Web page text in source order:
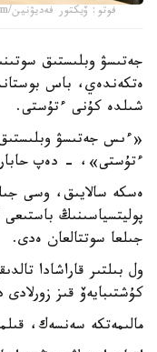
فوتو: ۆيكتور فەديۋنين/kazinform
جەتىسۋ وبلىستىق
شىلدە كۇنى ءتۇستى.
«ءىس جەتىسۋ وبلىستىق
ءتۇستى»، - دەپ
ەسكە سالايىق، وسى
جىلعا سوتتالعان ەدى.
ول بىلتىر قاراشادا
كۇشتىبايەۆ قىز
مالىمەتكە سەنسەك،